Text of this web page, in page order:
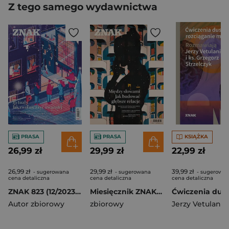
Z tego samego wydawnictwa
PRASA
26,99 zł
26,99 zł - sugerowana
cena detaliczna
ZNAK 823 (12/2023) Rytuały. Jak zwolnić i żyć uważniej
Autor zbiorowy
PRASA
29,99 zł
29,99 zł - sugerowana
cena detaliczna
Miesięcznik ZNAK 845 (10/2025) - Między słowami. Jak budować głębsze relacje
zbiorowy
KSIĄŻKA
22,99 zł
39,99 zł -
cena detaliczna
Jerzy Vetulani